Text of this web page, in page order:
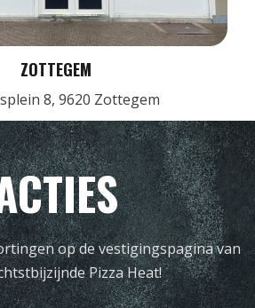
ZOTTEGEM
8, 9620 Zottegem
op de vestigingspagina van
Pizza Heat!